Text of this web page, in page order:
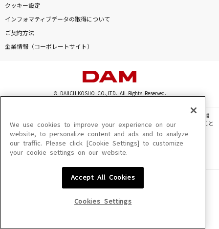
[生音]Everything
Misia
[生音]エロティカ・セブン EROTICA SEVEN
さよーならまたいつか！(ビデオクリップバージ
ョン)
米津玄師
もっと見る
DAMの新曲・ランキングなど
クッキー設定
インフォマティブデータの取得について
ご契約方法
企業情報（コーポレートサイト）
© DAIICHIKOSHO CO.,LTD. All Rights Reserved.
このサイトに掲載されている一切の文章・画像・写真・動画・音声等を、手段や形態
を問わず、著作権法の定める範囲を超えて無断で複製、転載、ファイル化などすること
を禁じます。
楽曲及びコンテンツは、機種によりご利用いただけない場合があります。
楽曲及びコンテンツの配信日、配信内容が変更になる場合があります。
We use cookies to improve your experience on our
website, to personalize content and ads and to analyze
our traffic. Please click [Cookie Settings] to customize
your cookie settings on our website.
Accept All Cookies
Cookies Settings